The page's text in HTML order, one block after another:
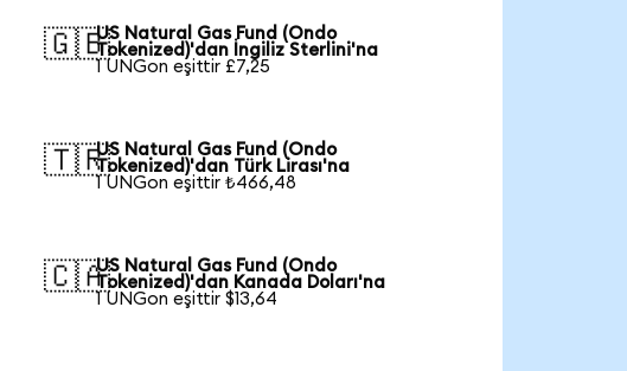
🇬🇧US Natural Gas Fund (Ondo
Tokenized)'dan İngiliz Sterlini'na
1 UNGon eşittir £7,25
🇹🇷US Natural Gas Fund (Ondo
Tokenized)'dan Türk Lirası'na
1 UNGon eşittir ₺466,48
🇨🇦US Natural Gas Fund (Ondo
Tokenized)'dan Kanada Doları'na
1 UNGon eşittir $13,64